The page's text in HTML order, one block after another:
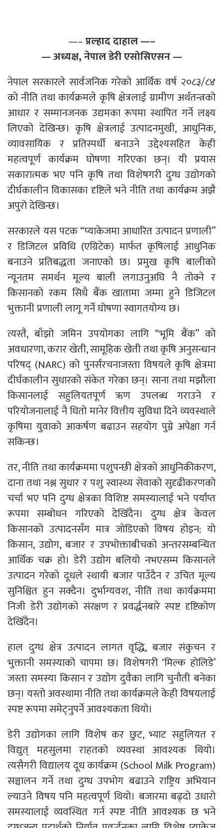
—–प्रल्हाद दाहाल —–
— अध्यक्ष, नेपाल डेरी एसोसिएसन —
नेपाल सरकारले सार्वजनिक गरेको आर्थिक वर्ष २०८३/८४
को नीति तथा कार्यक्रमले कृषि क्षेत्रलाई ग्रामीण अर्थतन्त्रको
आधार र सम्मानजनक उद्यमका रूपमा स्थापित गर्ने लक्ष्य
लिएको देखिन्छ। कृषि क्षेत्रलाई उत्पादनमुखी, आधुनिक,
व्यावसायिक र प्रतिस्पर्धी बनाउने उद्देश्यसहित केही
महत्वपूर्ण कार्यक्रम घोषणा गरिएका छन्। यी प्रयास
सकारात्मक भए पनि कृषि तथा विशेषगरी दुग्ध उद्योगको
दीर्घकालीन विकासका दृष्टिले भने नीति तथा कार्यक्रम अझै
अपुरो देखिन्छ।
सरकारले यस पटक “प्याकेजमा आधारित उत्पादन प्रणाली”
र डिजिटल प्रविधि (एग्रिटेक) मार्फत कृषिलाई आधुनिक
बनाउने प्रतिबद्धता जनाएको छ। प्रमुख कृषि बालीको
न्यूनतम समर्थन मूल्य बाली लगाउनुअघि नै तोक्ने र
किसानको रकम सिधै बैंक खातामा जम्मा हुने डिजिटल
भुक्तानी प्रणाली लागू गर्ने घोषणा स्वागतयोग्य छ।
त्यस्तै, बाँझो जमिन उपयोगका लागि “भूमि बैंक” को
अवधारणा, करार खेती, सामूहिक खेती तथा कृषि अनुसन्धान
परिषद् (NARC) को पुनर्संरचनाजस्ता विषयले कृषि क्षेत्रमा
दीर्घकालीन सुधारको संकेत गरेका छन्। साना तथा मझौला
किसानलाई सहुलियतपूर्ण ऋण उपलब्ध गराउने र
परियोजनालाई नै धितो मानेर वित्तीय सुविधा दिने व्यवस्थाले
कृषिमा युवाको आकर्षण बढाउन सहयोग पुग्ने अपेक्षा गर्न
सकिन्छ।
तर, नीति तथा कार्यक्रममा पशुपन्छी क्षेत्रको आधुनिकीकरण,
दाना तथा नश्ल सुधार र पशु स्वास्थ्य सेवाको सुदृढीकरणको
चर्चा भए पनि दुग्ध क्षेत्रका विशिष्ट समस्यालाई भने पर्याप्त
रूपमा सम्बोधन गरिएको देखिँदैन। दुग्ध क्षेत्र केवल
किसानको उत्पादनसँग मात्र जोडिएको विषय होइन; यो
किसान, उद्योग, बजार र उपभोक्ताबीचको अन्तरसम्बन्धित
आर्थिक चक्र हो। डेरी उद्योग बलियो नभएसम्म किसानले
उत्पादन गरेको दूधले स्थायी बजार पाउँदैन र उचित मूल्य
सुनिश्चित हुन सक्दैन। दुर्भाग्यवश, नीति तथा कार्यक्रममा
निजी डेरी उद्योगको संरक्षण र प्रवर्द्धनबारे स्पष्ट दृष्टिकोण
देखिँदैन।
हाल दुग्ध क्षेत्र उत्पादन लागत वृद्धि, बजार संकुचन र
भुक्तानी समस्याको चापमा छ। विशेषगरी ‘मिल्क होलिडे’
जस्ता समस्या किसान र उद्योग दुवैका लागि चुनौती बनेका
छन्। यस्तो अवस्थामा नीति तथा कार्यक्रमले केही विषयलाई
स्पष्ट रूपमा समेट्नुपर्ने आवश्यकता थियो।
डेरी उद्योगका लागि विशेष कर छुट, भ्याट सहुलियत र
विद्युत् महसुलमा राहतको व्यवस्था आवश्यक थियो।
त्यसैगरी विद्यालय दूध कार्यक्रम (School Milk Program)
सञ्चालन गर्ने तथा दुग्ध उपभोग बढाउने राष्ट्रिय अभियान
ल्याउने विषय पनि महत्वपूर्ण थियो। बजारमा बढ्दो उधारो
समस्यालाई व्यवस्थित गर्न स्पष्ट नीति आवश्यक छ भने